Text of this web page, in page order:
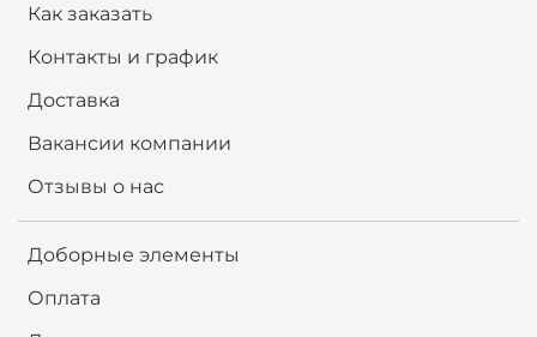
Как заказать
Контакты и график
Доставка
Вакансии компании
Отзывы о нас
Доборные элементы
Оплата